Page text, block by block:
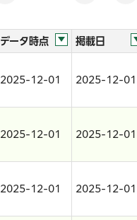
データ時点 掲載日
2025-12-01 2025-12-01
2025-12-01 2025-12-01
2025-12-01 2025-12-01